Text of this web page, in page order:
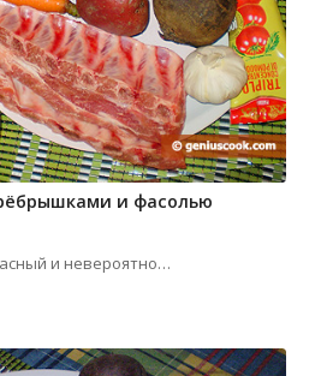
и фасолью
и невероятно…